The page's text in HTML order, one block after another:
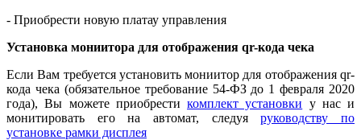
- Приобрести новую платау управления
Установка мониитора для отображения qr-кода чека
Если Вам требуется установить мониитор для отображения qr-
кода чека (обязательное требование 54-ФЗ до 1 февраля 2020
года), Вы можете приобрести комплект установки у нас и
монитировать его на автомат, следуяруководству по
установке рамки дисплея